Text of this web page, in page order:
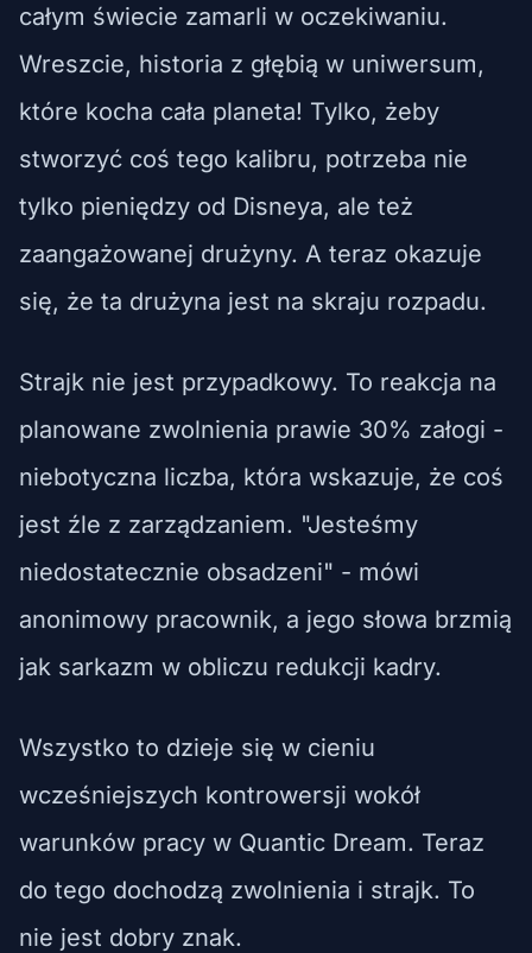
całym świecie zamarli w oczekiwaniu.
Wreszcie, historia z głębią w uniwersum,
które kocha cała planeta! Tylko, żeby
stworzyć coś tego kalibru, potrzeba nie
tylko pieniędzy od Disneya, ale też
zaangażowanej drużyny. A teraz okazuje
się, że ta drużyna jest na skraju rozpadu.
Strajk nie jest przypadkowy. To reakcja na
planowane zwolnienia prawie 30% załogi -
niebotyczna liczba, która wskazuje, że coś
jest źle z zarządzaniem. "Jesteśmy
niedostatecznie obsadzeni" - mówi
anonimowy pracownik, a jego słowa brzmią
jak sarkazm w obliczu redukcji kadry.
Wszystko to dzieje się w cieniu
wcześniejszych kontrowersji wokół
warunków pracy w Quantic Dream. Teraz
do tego dochodzą zwolnienia i strajk. To
nie jest dobry znak.